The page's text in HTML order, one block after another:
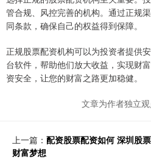
管合规、风控完善的机构。通过正规
同条款，确保自己的权益得到保障。
正规股票配资机构可以为投资者提供
台软件，帮助他们放大收益，实现财
资安全，让您的财富之路更加稳健。
文章为作者独立
上一篇： 配资股票配资如何 深圳股
财富梦想